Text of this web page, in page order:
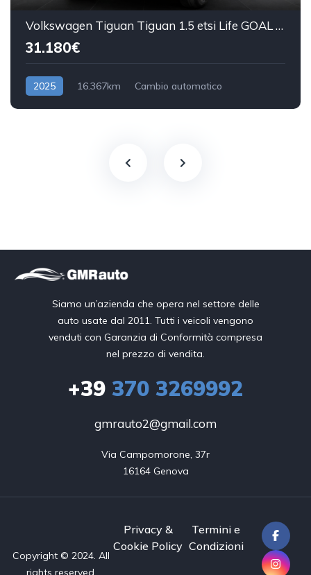
Volkswagen Tiguan Tiguan 1.5 etsi Life GOAL Edition Plus 130cv dsg - gancio traino
31.180€
2025 16.367km
Cambio automatico
Siamo un’azienda che opera nel settore delle
auto usate dal 2011. Tutti i veicoli vengono
venduti con Garanzia di Conformità compresa
nel prezzo di vendita.
+39 370 3269992
gmrauto2@gmail.com
Via Campomorone, 37r
16164 Genova
Copyright © 2024. All
Privacy &
Cookie Policy
Termini e
Condizioni